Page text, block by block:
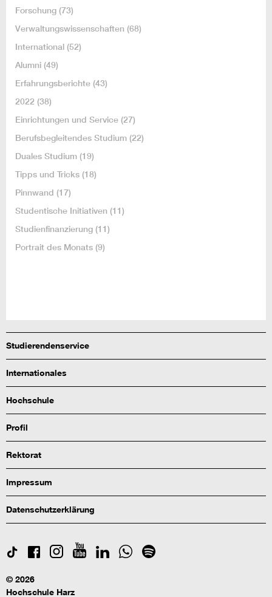
Forschung (73)
Verwaltungswissenschaften (68)
International (52)
Alumni (49)
Erfahrungsberichte (43)
2022 (38)
Einrichtungen und Service (27)
Berufsbegleitendes Studium (22)
Duales Studium (19)
Tipps und Tricks (18)
Pinnwand (17)
Studentische Initiativen (11)
Studienfinanzierung (11)
Portrait des Monats (9)
Studierendenservice
Internationales
Hochschule
Profil
Rektorat
Impressum
Datenschutzerklärung
© 2026
Hochschule Harz